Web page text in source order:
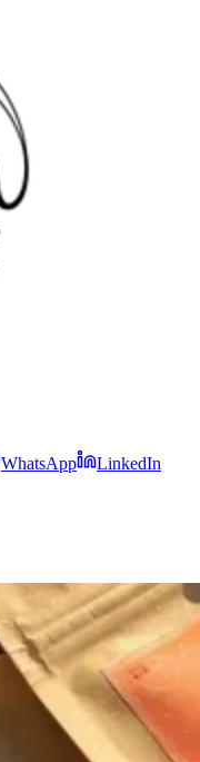
WhatsApp LinkedIn